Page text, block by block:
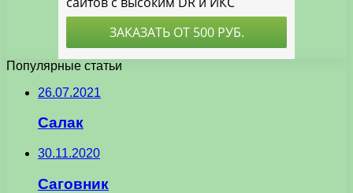
Популярные статьи
26.07.2021
Салак
30.11.2020
Саговник